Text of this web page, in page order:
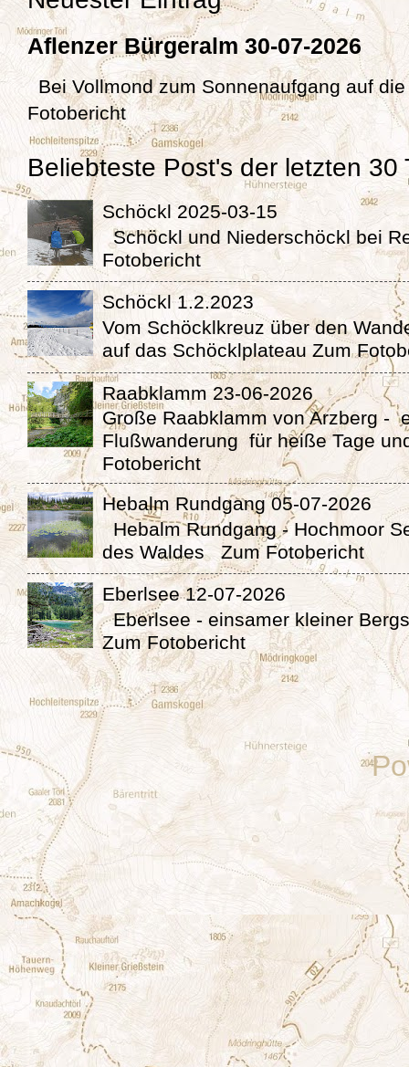
Aflenzer Bürgeralm 30-07-2026
Bei Vollmond zum Sonnenaufgang auf
Fotobericht
Beliebteste Post's der letzten 30
Schöckl 2025-03-15
Schöckl und Niederschöckl bei
Fotobericht
Schöckl 1.2.2023
Vom Schöcklkreuz über den
auf das Schöcklplateau Zum
Raabklamm 23-06-2026
Große Raabklamm von Arzberg -
Flußwanderung für heiße Tage
Fotobericht
Hebalm Rundgang 05-07-2026
Hebalm Rundgang - Hochmoor
des Waldes Zum Fotobericht
Eberlsee 12-07-2026
Eberlsee - einsamer kleiner
Zum Fotobericht